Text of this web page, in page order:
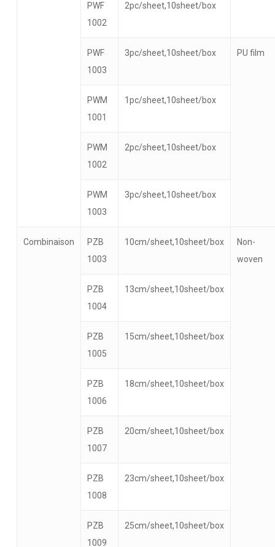
PWF
1002
2pc/sheet,10sheet/box
PWF
1003
3pc/sheet,10sheet/box PU film
PWM
1001
1pc/sheet,10sheet/box
PWM
1002
2pc/sheet,10sheet/box
PWM
1003
3pc/sheet,10sheet/box
Combinaison
PZB
1003
10cm/sheet,10sheet/box
Non-
woven
PZB
1004
13cm/sheet,10sheet/box
PZB
1005
15cm/sheet,10sheet/box
PZB
1006
18cm/sheet,10sheet/box
PZB
1007
20cm/sheet,10sheet/box
PZB
1008
23cm/sheet,10sheet/box
PZB
1009
25cm/sheet,10sheet/box